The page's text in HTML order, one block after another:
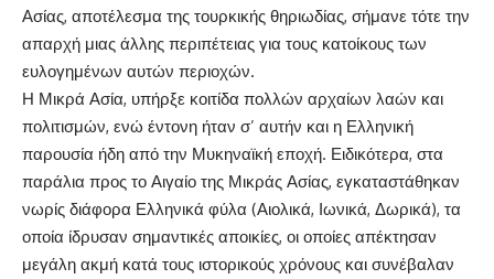
Ασίας, αποτέλεσμα της τουρκικής θηριωδίας, σήμανε τότε την
απαρχή μιας άλλης περιπέτειας για τους κατοίκους των
ευλογημένων αυτών περιοχών.
Η Μικρά Ασία, υπήρξε κοιτίδα πολλών αρχαίων λαών και
πολιτισμών, ενώ έντονη ήταν σ’ αυτήν και η Ελληνική
παρουσία ήδη από την Μυκηναϊκή εποχή. Ειδικότερα, στα
παράλια προς το Αιγαίο της Μικράς Ασίας, εγκαταστάθηκαν
νωρίς διάφορα Ελληνικά φύλα (Αιολικά, Ιωνικά, Δωρικά), τα
οποία ίδρυσαν σημαντικές αποικίες, οι οποίες απέκτησαν
μεγάλη ακμή κατά τους ιστορικούς χρόνους και συνέβαλαν